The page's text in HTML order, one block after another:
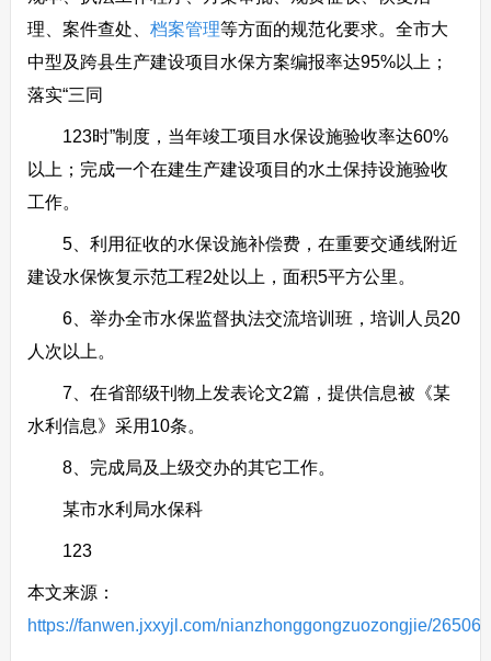
理、案件查处、 档案管理等方面的规范化要求。全市大
中型及跨县生产建设项目水保方案编报率达95%以上；
落实“三同
123时”制度，当年竣工项目水保设施验收率达60%
以上；完成一个在建生产建设项目的水土保持设施验收
工作。
5、利用征收的水保设施补偿费，在重要交通线附近
建设水保恢复示范工程2处以上，面积5平方公里。
6、举办全市水保监督执法交流培训班，培训人员20
人次以上。
7、在省部级刊物上发表论文2篇，提供信息被《某
水利信息》采用10条。
8、完成局及上级交办的其它工作。
某市水利局水保科
123
本文来源：
https://fanwen.jxxyjl.com/nianzhonggongzuozongjie/